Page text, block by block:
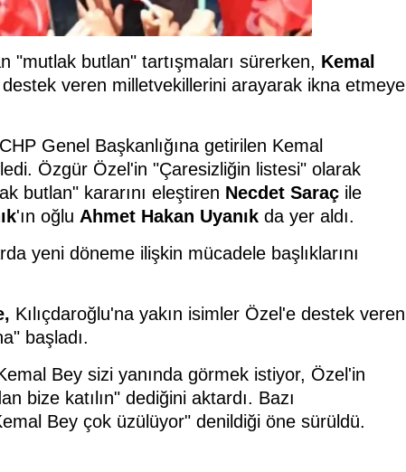
"mutlak butlan" tartışmaları sürerken, Kemal
veren milletvekillerini arayarak ikna etmeye
Genel Başkanlığına getirilen Kemal
Özgür Özel'in "Çaresizliğin listesi" olarak
butlan" kararını eleştiren Necdet Saraç ile
'ın oğlu Ahmet Hakan Uyanık da yer aldı.
yeni döneme ilişkin mücadele başlıklarını
Kılıçdaroğlu'na yakın isimler Özel'e destek veren
başladı.
Bey sizi yanında görmek istiyor, Özel'in
bize katılın" dediğini aktardı. Bazı
Bey çok üzülüyor" denildiği öne sürüldü.